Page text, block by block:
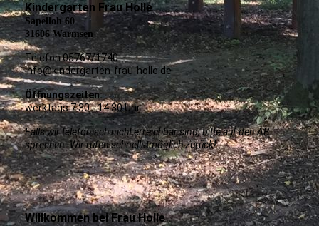
Kindergarten Frau Holle
Sapelloh 60
31606 Warmsen
Telefon 05767/1740
info@kindergarten-frau-holle.de
Öffnungszeiten:
werktags 7:30 - 14:30 Uhr
Falls wir telefonisch nicht erreichbar sind, bitte auf den AB
sprechen. Wir rufen schnellstmöglich zurück!
Willkommen bei Frau Holle